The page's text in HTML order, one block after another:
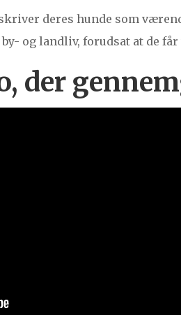
deres hunde som
by- og landliv, forudsat at de
der